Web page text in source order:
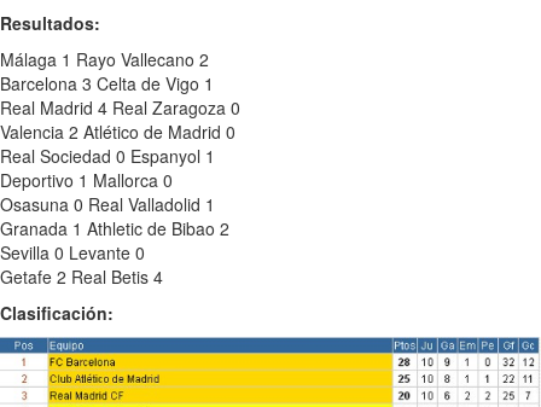
Resultados:
Málaga 1 Rayo Vallecano 2
Barcelona 3 Celta de Vigo 1
Real Madrid 4 Real Zaragoza 0
Valencia 2 Atlético de Madrid 0
Real Sociedad 0 Espanyol 1
Deportivo 1 Mallorca 0
Osasuna 0 Real Valladolid 1
Granada 1 Athletic de Bibao 2
Sevilla 0 Levante 0
Getafe 2 Real Betis 4
Clasificación: